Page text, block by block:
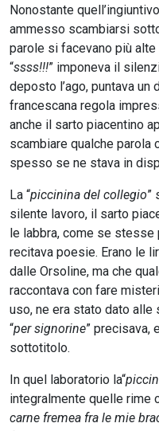
Nonostante
ammesso scambiarsi
parole si facevano più
“ssss!!!” imponeva il
deposto l’ago, puntava
francescana regola
anche il sarto piacentino
scambiare qualche parola
spesso se ne stava in
La “piccinina del collegio”
silente lavoro, il sarto
le labbra, come se stesse
recitava poesie. Erano le
dalle Orsoline, ma che
raccontava con fare
uso, ne era stato dato alle
“per signorine” precisava,
sottotitolo.
In quel laboratorio la“
integralmente quelle rime
carne fremea fra le mie